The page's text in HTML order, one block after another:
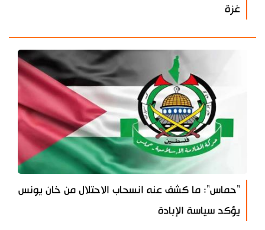
غزة
"حماس": ما كشف عنه انسحاب الاحتلال من خان يونس
يؤكد سياسة الإبادة